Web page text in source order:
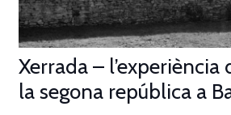
Xerrada – l’experiència
la segona república a